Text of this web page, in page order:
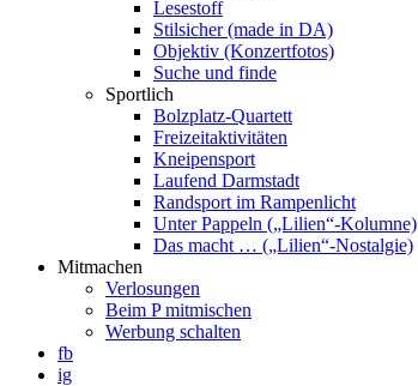
Lesestoff
Stilsicher (made in DA)
Objektiv (Konzertfotos)
Suche und finde
Sportlich
Bolzplatz-Quartett
Freizeitaktivitäten
Kneipensport
Laufend Darmstadt
Randsport im Rampenlicht
Unter Pappeln („Lilien“-Kolumne)
Das macht … („Lilien“-Nostalgie)
Mitmachen
Verlosungen
Beim P mitmischen
Werbung schalten
fb
ig